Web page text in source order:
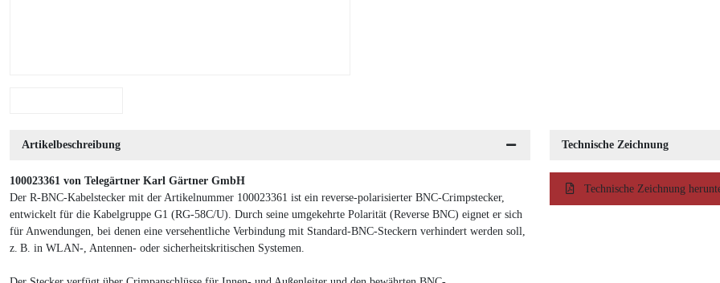
Artikelbeschreibung
100023361 von Telegärtner Karl Gärtner GmbH
Der R-BNC-Kabelstecker mit der Artikelnummer 100023361 ist ein reverse-polarisierter BNC-Crimpstecker,
entwickelt für die Kabelgruppe G1 (RG-58C/U). Durch seine umgekehrte Polarität (Reverse BNC) eignet er sich
für Anwendungen, bei denen eine versehentliche Verbindung mit Standard-BNC-Steckern verhindert werden soll,
z. B. in WLAN-, Antennen- oder sicherheitskritischen Systemen.
Technische Zeichnung
Technische Zeichnung